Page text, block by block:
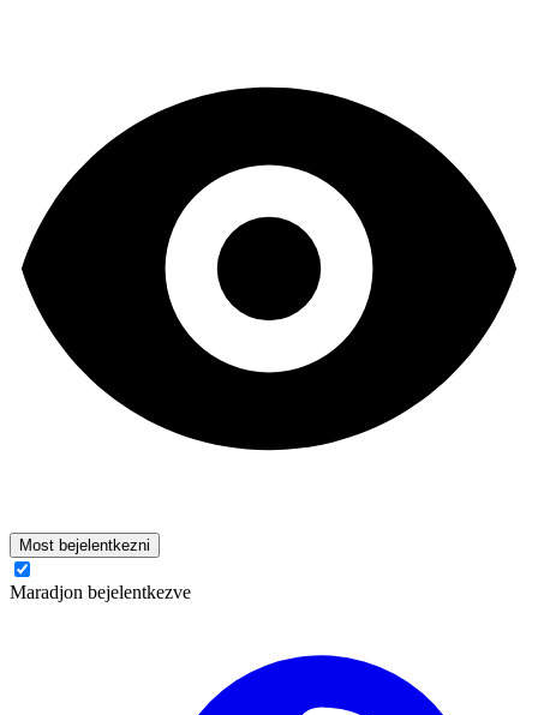
Most bejelentkezni
Maradjon bejelentkezve